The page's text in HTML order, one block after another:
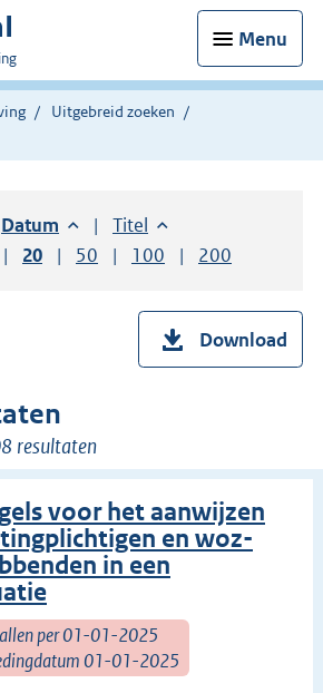
Menu
Uitgebreid zoeken
Sorteer op:
Datum aflopendSorteer op:
Titel oplopend
resultaten per pagina
Toon
20 resultaten per pagina
Toon
50 resultaten per pagina
Toon
100 resultaten per
Toon
200
Download
resultaten
voor het aanwijzen
en woz-
in een
per 01-01-2025
01-01-2025